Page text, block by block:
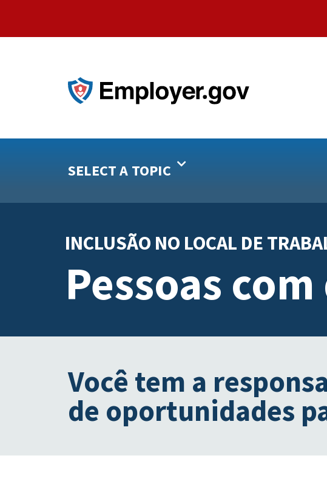
SELECT A TOPIC
INCLUSÃO NO LOCAL DE
Pessoas
Você tem a
de oportunidades